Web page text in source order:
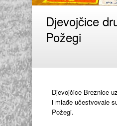
Djevojčice
Požegi
Djevojčice Breznice
i mlađe učestvovale
Požegi.